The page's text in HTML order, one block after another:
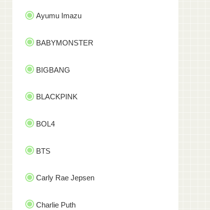
Ayumu Imazu
BABYMONSTER
BIGBANG
BLACKPINK
BOL4
BTS
Carly Rae Jepsen
Charlie Puth